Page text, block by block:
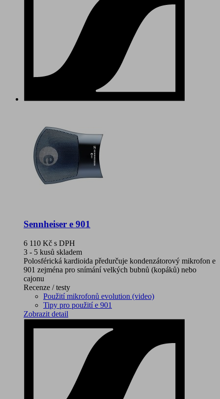
Sennheiser e 901
6 110 Kč s DPH
3 - 5 kusů skladem
Polosférická kardioida předurčuje kondenzátorový mikrofon e
901 zejména pro snímání velkých bubnů (kopáků) nebo
cajonu
Recenze / testy
Použití mikrofonů evolution (video)
Tipy pro použití e 901
Zobrazit detail